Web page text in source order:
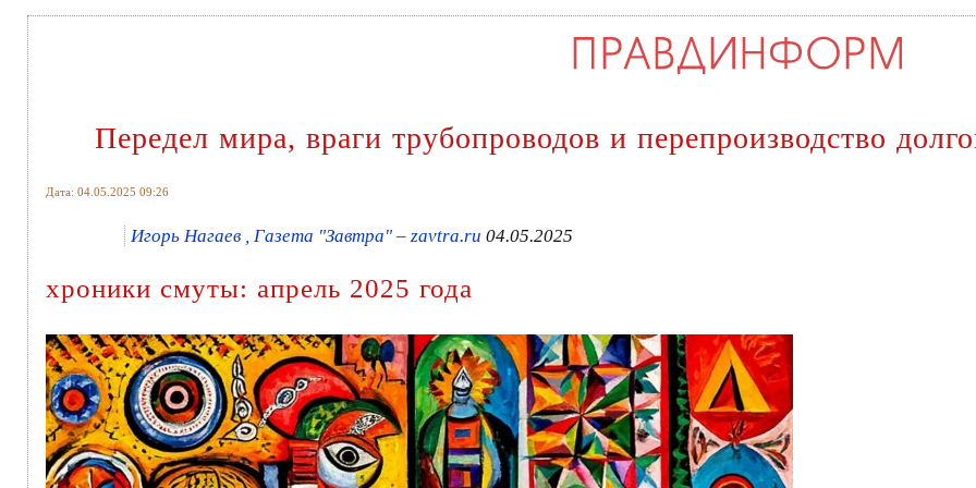
Передел мира, враги трубопроводов и перепроизводство
Дата: 04.05.2025 09:26
Игорь Нагаев , Газета "Завтра" – zavtra.ru 04.05.2025
хроники смуты: апрель 2025 года